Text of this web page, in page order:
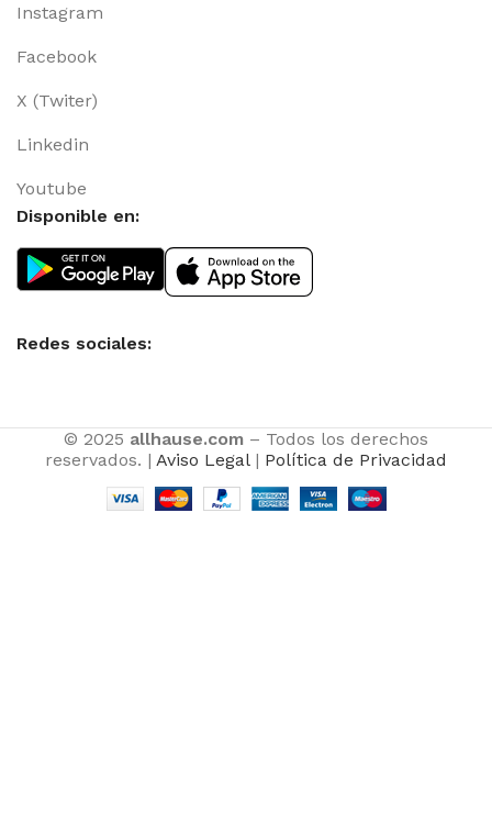
Instagram
Facebook
X (Twiter)
Linkedin
Youtube
Disponible en:
Redes sociales:
© 2025 allhause.com – Todos los derechos
reservados. | Aviso Legal| Política de Privacidad